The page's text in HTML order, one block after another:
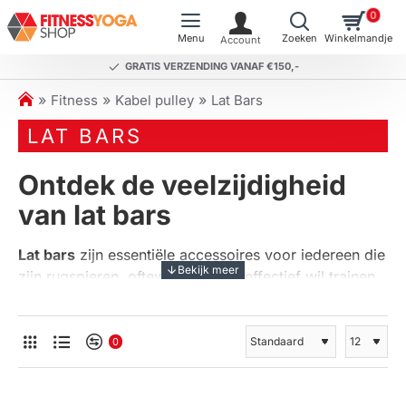
GRATIS VERZENDING VANAF €150,-
0
h
o
m
Fitness Kabel pulley Lat Bars
LAT BARS
Ontdek de veelzijdigheid
van lat bars
Lat bars zijn essentiële accessoires voor iedereen die
zijn rugspieren, oftewel de 'lats', effectief wil trainen.
systeem en bieden een breed scala aan oefeningen
om je bovenlichaam te versterken. Of je nu een
beginnende sporter bent of een doorgewinterde
0